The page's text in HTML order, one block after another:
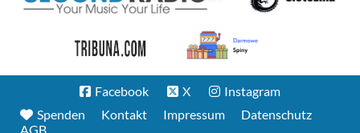
Facebook X
Instagram
Spenden
Kontakt Impressum
Datenschutz
AGB